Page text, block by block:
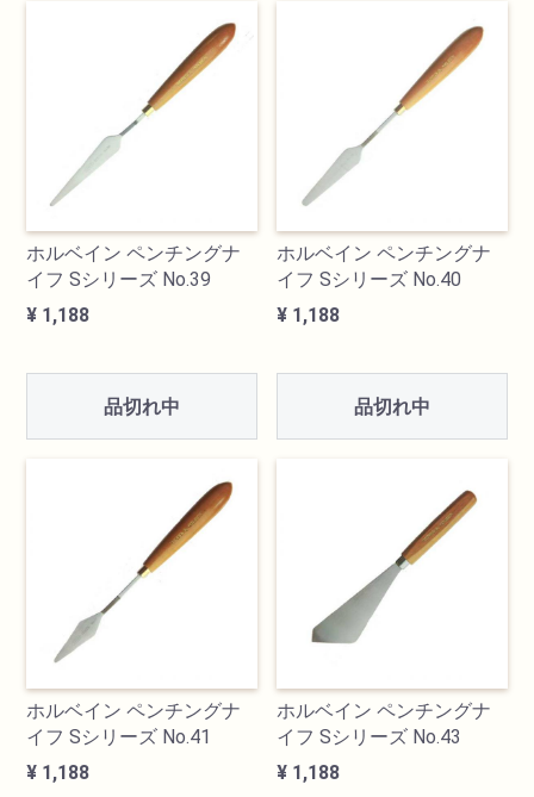
ホルベイン ペンチングナ
イフ Sシリーズ No.39
¥ 1,188
品切れ中
ホルベイン ペンチングナ
イフ Sシリーズ No.40
¥ 1,188
品切れ中
ホルベイン ペンチングナ
イフ Sシリーズ No.41
¥ 1,188
ホルベイン ペンチングナ
イフ Sシリーズ No.43
¥ 1,188
コピック用品
油性色鉛筆
紙・スケッチブック
筆
画材用具